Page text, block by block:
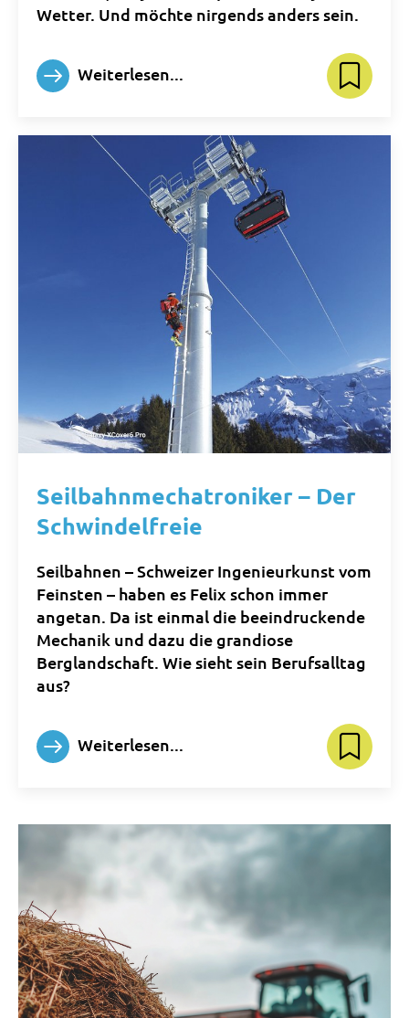
Wetter. Und möchte nirgends anders sein.
Weiterlesen...
Seilbahnmechatroniker – Der
Schwindelfreie
Seilbahnen – Schweizer Ingenieurkunst vom
Feinsten – haben es Felix schon immer
angetan. Da ist einmal die beeindruckende
Mechanik und dazu die grandiose
Berglandschaft. Wie sieht sein Berufsalltag
aus?
Weiterlesen...